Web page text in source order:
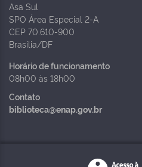
Asa Sul
SPO Área Especial 2-A
CEP 70.610-900
Brasília/DF
Horário de funcionamento
08h00 às 18h00
Contato
biblioteca@enap.gov.br